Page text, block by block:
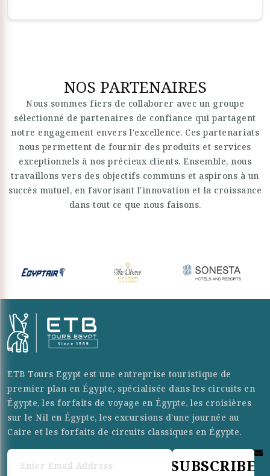
NOS PARTENAIRES
Nous sommes fiers de collaborer avec un groupe
sélectionné de partenaires de confiance qui partagent
notre engagement envers l'excellence. Ces partenariats
nous permettent de fournir des produits et services
exceptionnels à nos précieux clients. Ensemble, nous
travaillons vers des objectifs communs et aspirons à un
succès mutuel, en favorisant l'innovation et la croissance
dans tout ce que nous faisons.
ETB Tours Egypt est une entreprise touristique de
premier plan en Égypte, spécialisée dans les circuits en
Égypte, les forfaits de voyage en Égypte, les croisières
sur le Nil en Égypte, les excursions d'une journée au
Caire et les forfaits de circuits classiques en Égypte.
SUBSCRIBE